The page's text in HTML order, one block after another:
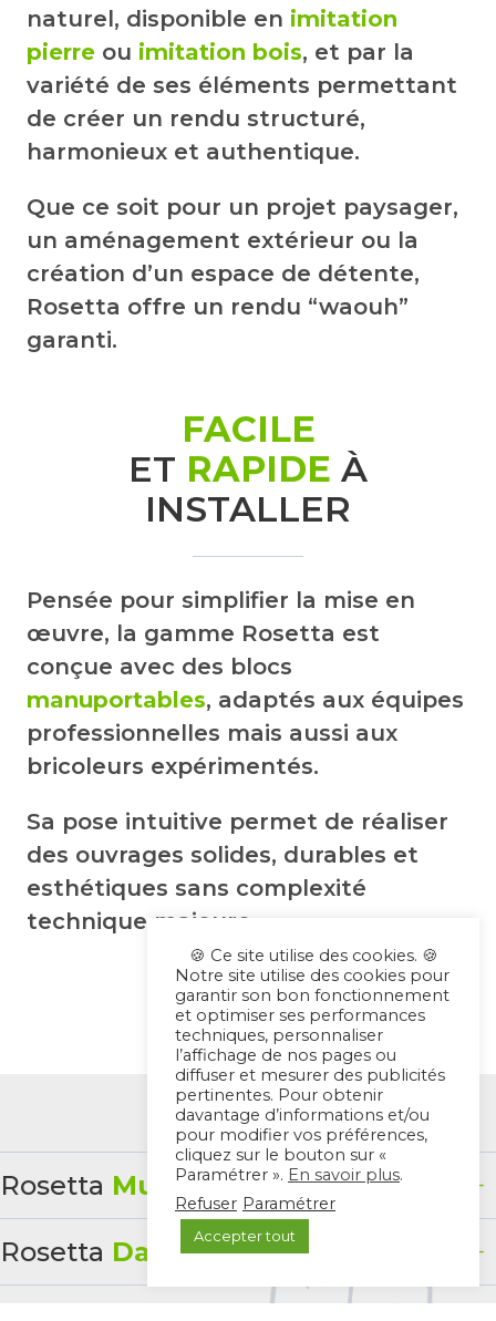
naturel, disponible en imitation
pierre ou imitation bois, et par la
variété de ses éléments permettant
de créer un rendu structuré,
harmonieux et authentique.
Que ce soit pour un projet paysager,
un aménagement extérieur ou la
création d’un espace de détente,
Rosetta offre un rendu “waouh”
garanti.
FACILE
ET RAPIDE À
INSTALLER
Pensée pour simplifier la mise en
œuvre, la gamme Rosetta est
conçue avec des blocs
manuportables, adaptés aux équipes
professionnelles mais aussi aux
bricoleurs expérimentés.
Sa pose intuitive permet de réaliser
des ouvrages solides, durables et
esthétiques sans complexité
technique majeure.
+
Rosetta Mur
Pour réaliser des murs de soutènement ou
disponibles et peuvent être mélangés pour
+
Rosetta Dalles
🍪 Ce site utilise des cookies. 🍪
Notre site utilise des cookies pour
garantir son bon fonctionnement
et optimiser ses performances
techniques, personnaliser
l’affichage de nos pages ou
diffuser et mesurer des publicités
pertinentes. Pour obtenir
davantage d’informations et/ou
pour modifier vos préférences,
cliquez sur le bouton sur «
Paramétrer ». En savoir plus.
Refuser Paramétrer
Accepter tout